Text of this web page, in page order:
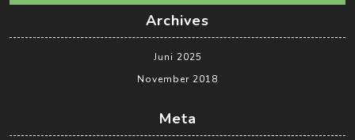
Archives
Juni 2025
November 2018
Meta